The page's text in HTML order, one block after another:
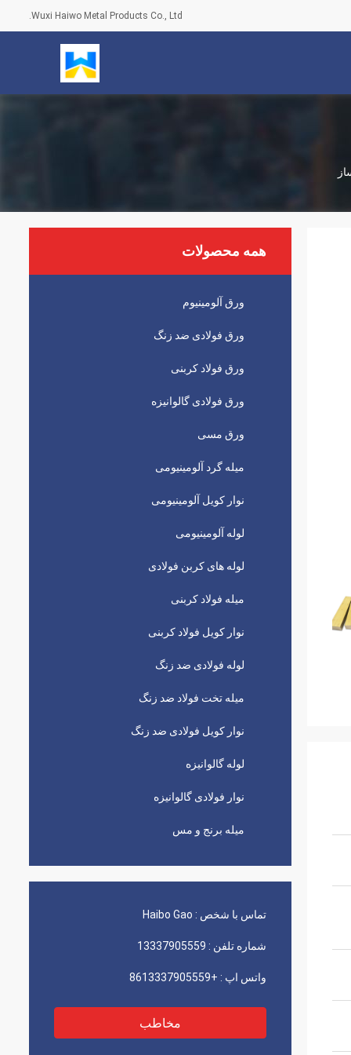
Wuxi Haiwo Metal Products Co., Ltd.
همه محصولات
ورق آلومینیوم
ورق فولادی ضد زنگ
ورق فولاد کربنی
ورق فولادی گالوانیزه
ورق مسی
میله گرد آلومینیومی
نوار کویل آلومینیومی
لوله آلومینیومی
لوله های کربن فولادی
میله فولاد کربنی
نوار کویل فولاد کربنی
لوله فولادی ضد زنگ
میله تخت فولاد ضد زنگ
نوار کویل فولادی ضد زنگ
لوله گالوانیزه
نوار فولادی گالوانیزه
میله برنج و مس
تماس با شخص : Haibo Gao
شماره تلفن : 13337905559
واتس اپ : +8613337905559
مخاطب